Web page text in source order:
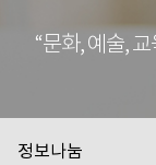
“문화, 예술,
정보나눔